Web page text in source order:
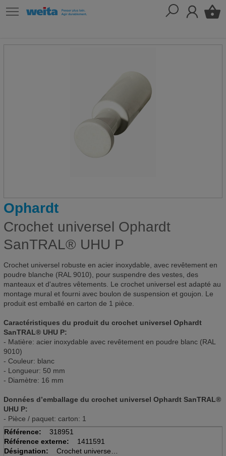
Ophardt
Crochet universel Ophardt
SanTRAL® UHU P
Crochet universel robuste en acier inoxydable, avec revêtement en
poudre blanche (RAL 9010), pour suspendre des vestes, des
manteaux et d'autres vêtements. Le crochet universel est adapté au
montage mural et fourni avec boulon de suspension et goujon. Le
produit est emballé en carton de 1 pièce.
Caractéristiques du produit du crochet universel Ophardt
SanTRAL® UHU P:
- Matière: acier inoxydable avec revêtement en poudre blanc (RAL
9010)
- Couleur: blanc
- Longueur: 50 mm
- Diamètre: 16 mm
Données d’emballage du crochet universel Ophardt SanTRAL®
UHU P:
- Pièce / paquet: carton: 1
Référence:
318951
Référence externe:
1411591
Désignation:
Crochet universel